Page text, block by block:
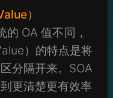
）
的 OA 值不同，
）的特点是将
分隔开来。SOA
更清楚更有效率